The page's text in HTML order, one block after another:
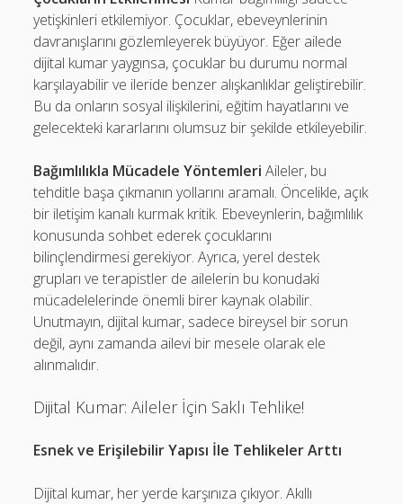
yetişkinleri etkilemiyor. Çocuklar, ebeveynlerinin
davranışlarını gözlemleyerek büyüyor. Eğer ailede
dijital kumar yaygınsa, çocuklar bu durumu normal
karşılayabilir ve ileride benzer alışkanlıklar geliştirebilir.
Bu da onların sosyal ilişkilerini, eğitim hayatlarını ve
gelecekteki kararlarını olumsuz bir şekilde etkileyebilir.
Bağımlılıkla Mücadele Yöntemleri Aileler, bu
tehditle başa çıkmanın yollarını aramalı. Öncelikle, açık
bir iletişim kanalı kurmak kritik. Ebeveynlerin, bağımlılık
konusunda sohbet ederek çocuklarını
bilinçlendirmesi gerekiyor. Ayrıca, yerel destek
grupları ve terapistler de ailelerin bu konudaki
mücadelelerinde önemli birer kaynak olabilir.
Unutmayın, dijital kumar, sadece bireysel bir sorun
değil, aynı zamanda ailevi bir mesele olarak ele
alınmalıdır.
Dijital Kumar: Aileler İçin Saklı Tehlike!
Esnek ve Erişilebilir Yapısı İle Tehlikeler Arttı
Dijital kumar, her yerde karşınıza çıkıyor. Akıllı